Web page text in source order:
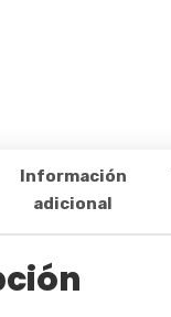
Información
adicional